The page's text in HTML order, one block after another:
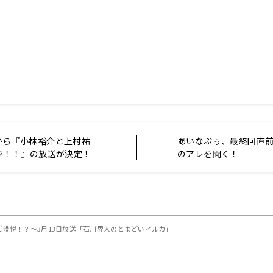
『小林裕介と上村祐
！』の放送が決定！
あいなぷぅ、最終回直
のアレを聞く！
悦！？～3月13日放送「石川界人のとまどいイルカ」